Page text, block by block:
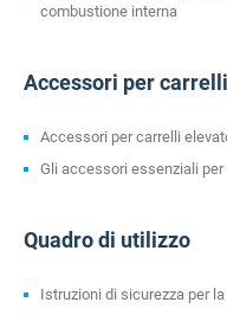
combustione interna
Accessori per
Accessori per carrelli
Gli accessori essenziali
Quadro di utilizzo
Istruzioni di sicurezza per